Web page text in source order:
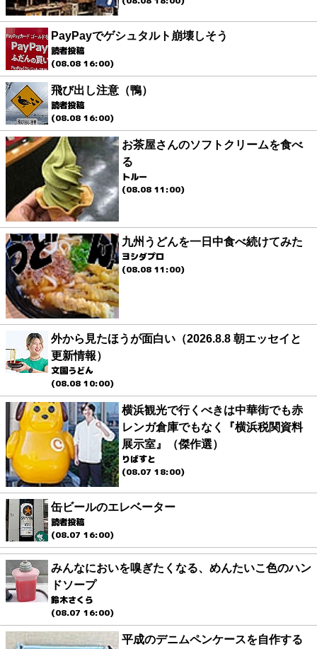
PayPayでゲシュタルト崩壊しそう
読者投稿
(08.08 16:00)
飛び出し注意（鴨）
読者投稿
(08.08 16:00)
お茶屋さんのソフトクリームを食べ
る
トルー
(08.08 11:00)
九州うどんを一日中食べ続けてみた
ヨシダプロ
(08.08 11:00)
外から見たほうが面白い（2026.8.8 朝エッセイと
更新情報）
文園うどん
(08.08 10:00)
横浜観光で行くべきは中華街でも赤
レンガ倉庫でもなく『横浜税関資料
展示室』（傑作選）
りばすと
(08.07 18:00)
缶ビールのエレベーター
読者投稿
(08.07 16:00)
みんなにおいを嗅ぎたくなる、めんたいこ色のハン
ドソープ
鈴木さくら
(08.07 16:00)
平成のデニムペンケースを自作する